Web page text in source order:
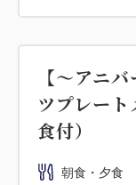
【～アニ
ツプレー
食付）
朝食・夕食